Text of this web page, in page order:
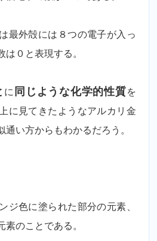
最外殻には８つの電子が入っ
０と表現する。
に 同じような化学的性質を
に見てきたようなアルカリ金
通い方からもわかるだろう。
ジ色に塗られた部分の元素、
のことである。